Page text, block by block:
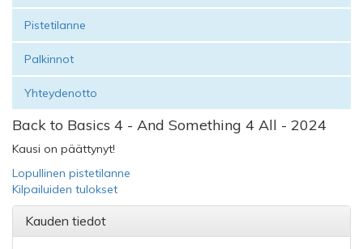
Pistetilanne
Palkinnot
Yhteydenotto
Back to Basics 4 - And Something 4 All - 2024
Kausi on päättynyt!
Lopullinen pistetilanne
Kilpailuiden tulokset
Kauden tiedot